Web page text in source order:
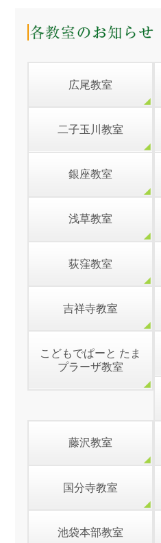
広尾教室
二子玉川教室
銀座教室
浅草教室
荻窪教室
吉祥寺教室
こどもでぱーと たま
プラーザ教室
藤沢教室
国分寺教室
池袋本部教室